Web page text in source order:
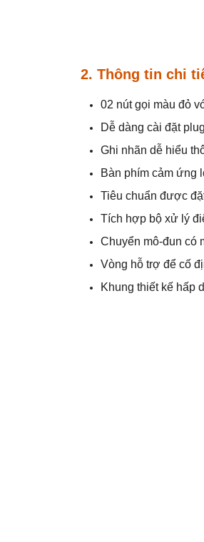
2. Thông tin chi
02 nút gọi màu đỏ
Dễ dàng cài đặt
Ghi nhãn dễ hiểu
Bàn phím cảm ứng
Tiêu chuẩn được
Tích hợp bộ xử lý
Chuyển mô-đun có
Vòng hỗ trợ để cố
Khung thiết kế hấp